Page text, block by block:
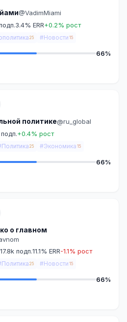
@VadimMiami
3.4% ERR+0.2% рост
25 #Новости 15
66%
политике@ru_global
+0.4% рост
25 #Экономика 15
66%
о главном
17.8k подп.11.1% ERR-1.1% рост
25 #Новости 15
66%